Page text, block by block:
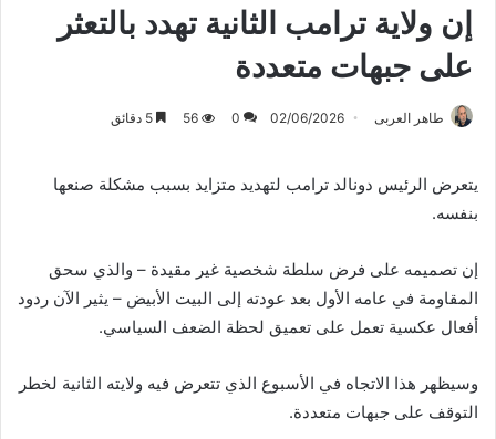
إن ولاية ترامب الثانية تهدد بالتعثر
على جبهات متعددة
طاهر العربى 02/06/2026
0
56
يتعرض الرئيس دونالد ترامب لتهديد متزايد بسبب مشكلة صنعها
بنفسه.
إن تصميمه على فرض سلطة شخصية غير مقيدة – والذي سحق
المقاومة في عامه الأول بعد عودته إلى البيت الأبيض – يثير الآن ردود
أفعال عكسية تعمل على تعميق لحظة الضعف السياسي.
وسيظهر هذا الاتجاه في الأسبوع الذي تتعرض فيه ولايته الثانية لخطر
التوقف على جبهات متعددة.